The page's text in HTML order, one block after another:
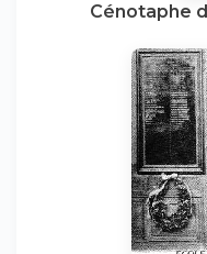
Cénotaphe